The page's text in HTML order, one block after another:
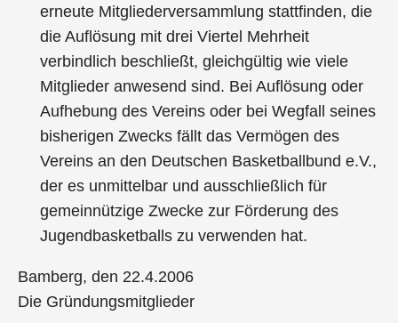
erneute Mitgliederversammlung stattfinden, die
die Auflösung mit drei Viertel Mehrheit
verbindlich beschließt, gleichgültig wie viele
Mitglieder anwesend sind. Bei Auflösung oder
Aufhebung des Vereins oder bei Wegfall seines
bisherigen Zwecks fällt das Vermögen des
Vereins an den Deutschen Basketballbund e.V.,
der es unmittelbar und ausschließlich für
gemeinnützige Zwecke zur Förderung des
Jugendbasketballs zu verwenden hat.
Bamberg, den 22.4.2006
Die Gründungsmitglieder